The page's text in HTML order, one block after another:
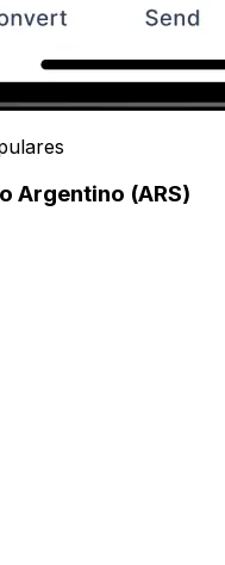
Argentino (ARS)